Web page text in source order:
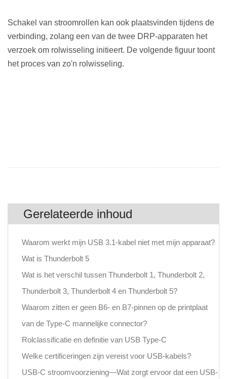
Schakel van stroomrollen kan ook plaatsvinden tijdens de
verbinding, zolang een van de twee DRP-apparaten het
verzoek om rolwisseling initieert. De volgende figuur toont
het proces van zo'n rolwisseling.
Gerelateerde inhoud
Waarom werkt mijn USB 3.1-kabel niet met mijn apparaat?
Wat is Thunderbolt 5
Wat is het verschil tussen Thunderbolt 1, Thunderbolt 2,
Thunderbolt 3, Thunderbolt 4 en Thunderbolt 5?
Waarom zitten er geen B6- en B7-pinnen op de printplaat
van de Type-C mannelijke connector?
Rolclassificatie en definitie van USB Type-C
Welke certificeringen zijn vereist voor USB-kabels?
USB-C stroomvoorziening—Wat zorgt ervoor dat een USB-